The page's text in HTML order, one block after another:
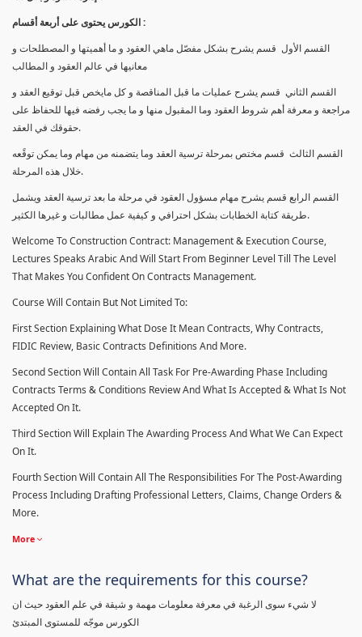
الكورس يحتوى على أربعة أقسام :
القسم الأول قسم يشرح بشكل مفصّل ماهي العقود و ما أهميتها و المصطلحات و
معانيها في عالم العقود و المطالب
القسم الثاني قسم يشرح عمليات ما قبل المناقصة و كل مايخص قبل توقيع العقد و
مراجعة و معرفة أهم شروط العقود وما المقبول منها و ما يجب رفضه فيها للحفاظ على
حقوقك في العقد.
القسم الثالث قسم مختص بمرحلة ترسية العقد وما يتضمنه من مهام وما يمكن توقًعه
خلال هذه المرحلة.
القسم الرابع قسم يشرح مهام مسؤول العقود في مرحلة ما بعد ترسية العقد ويشمل
طريقة كتابة الخطابات بشكل احترافي و كيفية عمل مطالبات و غيرها الكثير.
Welcome To Construction Contract: Management & Execution Course,
Lectures Speaks Arabic And Will Start From Beginner Level Till The Level
That Makes You Confident On Contracts Management.
Course Will Contain But Not Limited To:
First Section Explaining What Dose It Mean Contracts, Why Contracts,
FIDIC Review, Basic Contracts Definitions And More.
Second Section Will Contain All Task For Pre-Awarding Phase Including
Contracts Terms & Conditions Review And What Is Accepted & What Is Not
Accepted On It.
Third Section Will Explain The Awarding Process And What We Can Expect
On It.
Fourth Section Will Contain All The Responsibilities For The Post-Awarding
Process Including Drafting Professional Letters, Claims, Change Orders &
More.
More
What are the requirements for this course?
لا شيء سوى الرغبة في معرفة معلومات مهمة و شيقة في علم العقود حيث ان
الكورس موجّه للمستوى المبتدئ